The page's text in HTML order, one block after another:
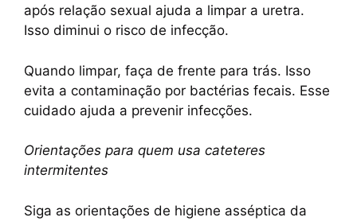
após relação sexual ajuda a limpar a uretra.
Isso diminui o risco de infecção.
Quando limpar, faça de frente para trás. Isso
evita a contaminação por bactérias fecais. Esse
cuidado ajuda a prevenir infecções.
Orientações para quem usa cateteres
intermitentes
Siga as orientações de higiene asséptica da